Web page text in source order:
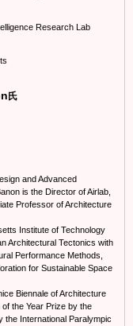
Research Lab
氏
and Advanced
is the Director of Airlab,
Professor of Architecture
Institute of Technology
Architectural Tectonics with
Performance Methods,
for Sustainable Space
Biennale of Architecture
the Year Prize by the
the International Paralympic